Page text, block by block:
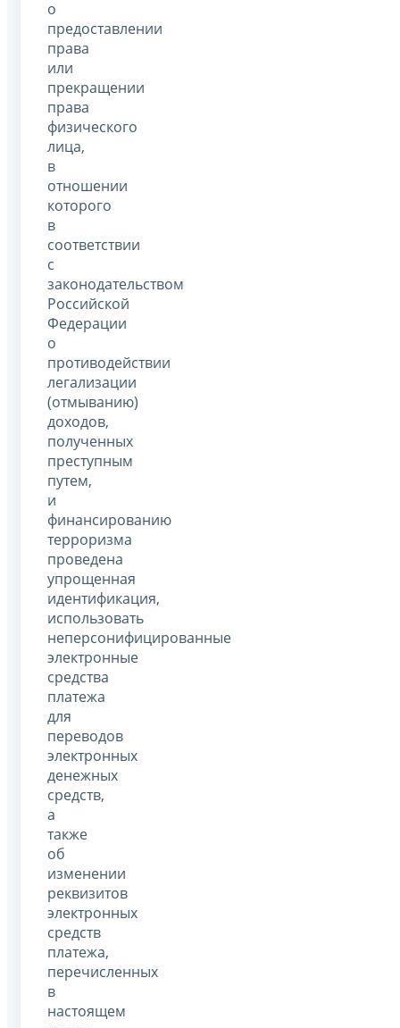
о
предоставлении
права
или
прекращении
права
физического
лица,
в
отношении
которого
в
соответствии
с
законодательством
Российской
Федерации
о
противодействии
легализации
(отмыванию)
доходов,
полученных
преступным
путем,
и
финансированию
терроризма
проведена
упрощенная
идентификация,
использовать
неперсонифицированные
электронные
средства
платежа
для
переводов
электронных
денежных
средств,
а
также
об
изменении
реквизитов
электронных
средств
платежа,
перечисленных
в
настоящем